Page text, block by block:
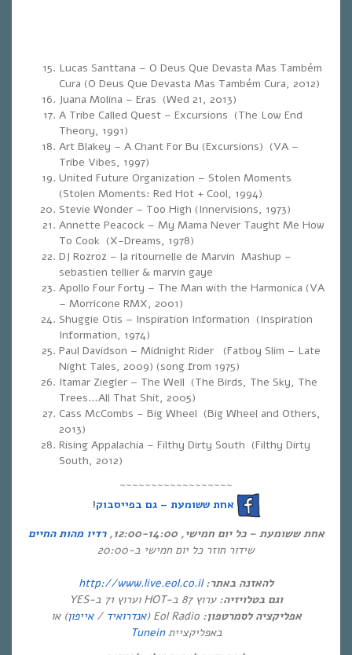
Lucas Santtana – O Deus Que Devasta Mas Também
Cura (O Deus Que Devasta Mas Também Cura, 2012)
Juana Molina – Eras (Wed 21, 2013)
A Tribe Called Quest – Excursions (The Low End
Theory, 1991)
Art Blakey – A Chant For Bu (Excursions) (VA –
Tribe Vibes, 1997)
United Future Organization – Stolen Moments
(Stolen Moments: Red Hot + Cool, 1994)
Stevie Wonder – Too High (Innervisions, 1973)
Annette Peacock – My Mama Never Taught Me How
To Cook (X-Dreams, 1978)
DJ Rozroz – la ritournelle de Marvin Mashup –
sebastien tellier & marvin gaye
Apollo Four Forty – The Man with the Harmonica (VA
– Morricone RMX, 2001)
Shuggie Otis – Inspiration Information (Inspiration
Information, 1974)
Paul Davidson – Midnight Rider (Fatboy Slim – Late
Night Tales, 2009) (song from 1975)
Itamar Ziegler – The Well (The Birds, The Sky, The
Trees…All That Shit, 2005)
Cass McCombs – Big Wheel (Big Wheel and Others,
2013)
Rising Appalachia – Filthy Dirty South (Filthy Dirty
South, 2012)
~~~~~~~~~~~~~~~~~~
אחת ששומעת – גם בפייסבוק!
אחת ששומעת – כל יום חמישי, 12:00-14:00,
רדיו מהות החיים
שידור חוזר כל יום חמישי ב-20:00
להאזנה באתר: http://www.live.eol.co.il
וגם בטלויזיה: ערוץ 87 ב-HOT וערוץ 71 ב-YES
אפליקציה לסמרטפון: Eol Radio ( אנדרואיד /אייפון) או
באפליקצייתTunein